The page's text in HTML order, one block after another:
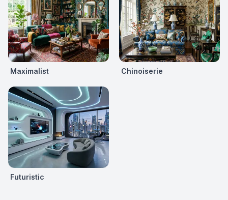
Maximalist Chinoiserie
Futuristic